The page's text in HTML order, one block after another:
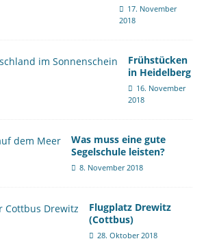
17. November
2018
Frühstücken
in Heidelberg
16. November
2018
Was muss eine gute
Segelschule leisten?
8. November 2018
Flugplatz Drewitz
(Cottbus)
28. Oktober 2018